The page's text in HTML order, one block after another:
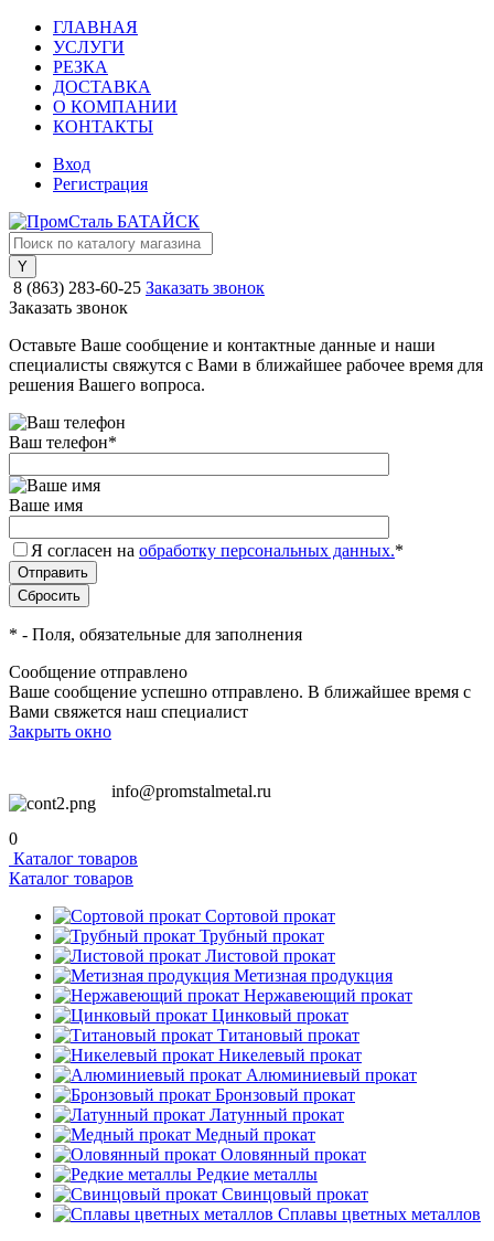
ГЛАВНАЯ
УСЛУГИ
РЕЗКА
ДОСТАВКА
О КОМПАНИИ
КОНТАКТЫ
Вход
Регистрация
8 (863) 283-60-25 Заказать звонок
Заказать звонок
Оставьте Ваше сообщение и контактные данные и наши
специалисты свяжутся с Вами в ближайшее рабочее время для
решения Вашего вопроса.
Ваш телефон*
Ваше имя
Я согласен на обработку персональных данных.*
* - Поля, обязательные для заполнения
Сообщение отправлено
Ваше сообщение успешно отправлено. В ближайшее время с
Вами свяжется наш специалист
Закрыть окно
info@promstalmetal.ru
0
Каталог товаров
Каталог товаров
Сортовой прокат
Трубный прокат
Листовой прокат
Метизная продукция
Нержавеющий прокат
Цинковый прокат
Титановый прокат
Никелевый прокат
Алюминиевый прокат
Бронзовый прокат
Латунный прокат
Медный прокат
Оловянный прокат
Редкие металлы
Свинцовый прокат
Сплавы цветных металлов